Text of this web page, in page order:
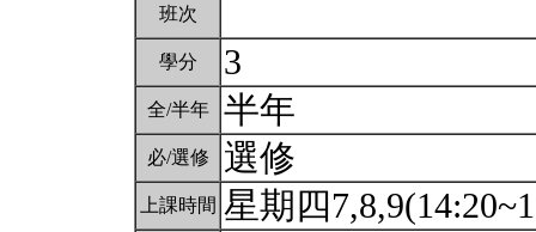
班次
學分 3
全/半年 半年
必/選修 選修
上課時間 星期四